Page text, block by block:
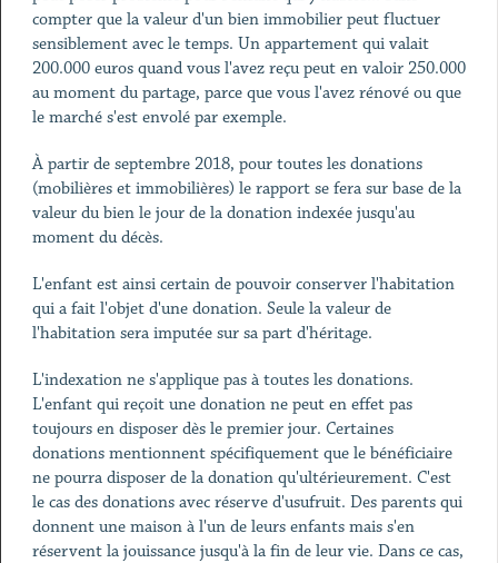
compter que la valeur d'un bien immobilier peut fluctuer
sensiblement avec le temps. Un appartement qui valait
200.000 euros quand vous l'avez reçu peut en valoir 250.000
au moment du partage, parce que vous l'avez rénové ou que
le marché s'est envolé par exemple.
À partir de septembre 2018, pour toutes les donations
(mobilières et immobilières) le rapport se fera sur base de la
valeur du bien le jour de la donation indexée jusqu'au
moment du décès.
L'enfant est ainsi certain de pouvoir conserver l'habitation
qui a fait l'objet d'une donation. Seule la valeur de
l'habitation sera imputée sur sa part d'héritage.
L'indexation ne s'applique pas à toutes les donations.
L'enfant qui reçoit une donation ne peut en effet pas
toujours en disposer dès le premier jour. Certaines
donations mentionnent spécifiquement que le bénéficiaire
ne pourra disposer de la donation qu'ultérieurement. C'est
le cas des donations avec réserve d'usufruit. Des parents qui
donnent une maison à l'un de leurs enfants mais s'en
réservent la jouissance jusqu'à la fin de leur vie. Dans ce cas,